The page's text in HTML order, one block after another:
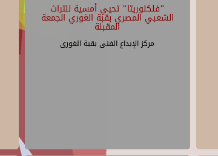
"فلكلوريتا" تحيي أمسية للتراث
الشعبي المصري بقبة الغوري الجمعة
المقبلة
مركز الإبداع الفنى بقبة الغورى